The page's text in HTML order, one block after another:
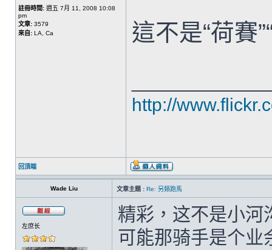
註冊時間: 週五 7月 11, 2008 10:08
pm
文章: 3579
來自: LA, Ca 這不是“荷賽
http://
回頂端
Wade Liu 文章主題 : Re: 另類跑馬
左庶长
精彩，这不是小
可能那骑手是个业